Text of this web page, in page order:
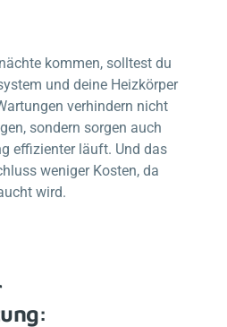
kommen, solltest du
und deine Heizkörper
verhindern nicht
sondern sorgen auch
effizienter läuft. Und das
weniger Kosten, da
wird.